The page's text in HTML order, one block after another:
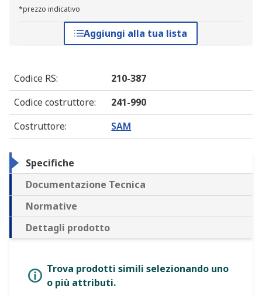
*prezzo indicativo
Aggiungi alla tua lista
Codice RS:
210-387
Codice costruttore:
241-990
Costruttore: SAM
Specifiche
Documentazione Tecnica
Normative
Dettagli prodotto
Trova prodotti simili selezionando uno
o più attributi.